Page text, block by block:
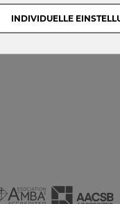
INDIVIDUELLE